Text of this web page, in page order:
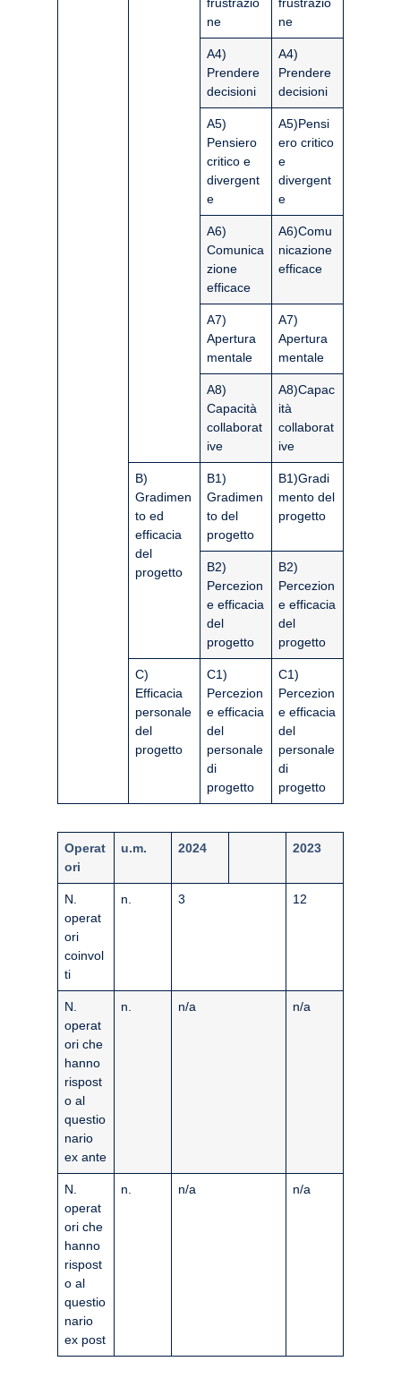
ne
ne
A4)
Prendere
decisioni
A4)
Prendere
decisioni
A5)
Pensiero
critico e
divergent
e
A5)Pensi
ero critico
e
divergent
e
A6)
Comunica
zione
efficace
A6)Comu
nicazione
efficace
A7)
Apertura
mentale
A7)
Apertura
mentale
A8)
Capacità
collaborat
ive
A8)Capac
ità
collaborat
ive
B)
Gradimen
to ed
efficacia
del
progetto
B1)
Gradimen
to del
progetto
B1)Gradi
mento del
progetto
B2)
Percezion
e efficacia
del
progetto
B2)
Percezion
e efficacia
del
progetto
C)
Efficacia
personale
del
progetto
C1)
Percezion
e efficacia
del
personale
di
progetto
C1)
Percezion
e efficacia
del
personale
di
progetto
Operat
ori
u.m. 2024 2023
N.
operat
ori
coinvol
ti
n. 3 12
N.
operat
ori che
hanno
rispost
o al
questio
nario
ex ante
n. n/a n/a
N.
operat
ori che
hanno
rispost
o al
questio
nario
ex post
n. n/a n/a